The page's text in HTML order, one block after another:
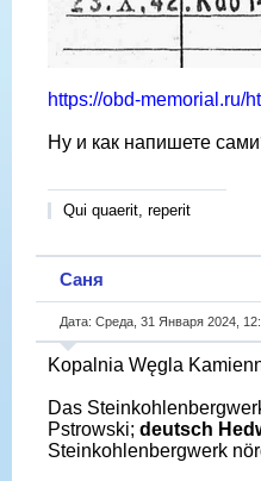
https://obd-memorial.ru/
Ну и как напишете
Qui quaerit, reperit
Саня
Дата: Среда, 31 Января 2024,
Kopalnia Węgla
Das
Pstrowski; deutsch
Steinkohlenbergwerk